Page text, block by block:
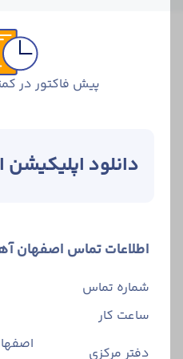
پیش فاکتور در
دانلود
اطلاعات تماس اصفهان
شماره تماس
ساعت کار
دفتر مرکزی